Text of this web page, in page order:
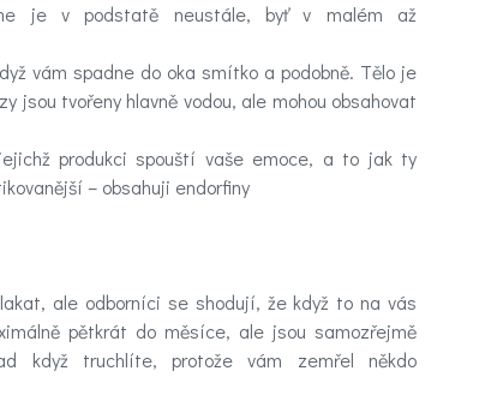
je v podstatě neustále, byť v malém až
vám spadne do oka smítko a podobně. Tělo je
jsou tvořeny hlavně vodou, ale mohou obsahovat
produkci spouští vaše emoce, a to jak ty
– obsahuji endorfiny
ale odborníci se shodují, že když to na vás
pětkrát do měsíce, ale jsou samozřejmě
když truchlíte, protože vám zemřel někdo